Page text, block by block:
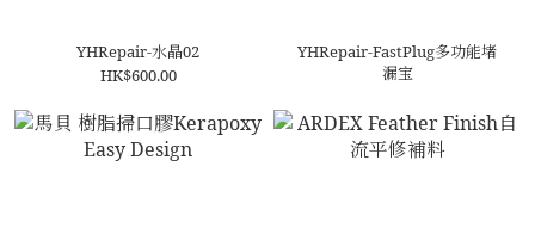
YHRepair-水晶02
HK$600.00
YHRepair-FastPlug多功能堵
漏宝